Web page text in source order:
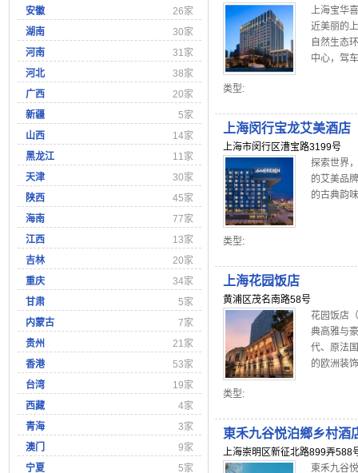
安徽
26家
湖南
30家
河南
31家
河北
38家
广西
20家
新疆
5家
山西
14家
黑龙江
11家
天津
30家
陕西
45家
海南
77家
江西
13家
吉林
20家
重庆
34家
甘肃
5家
内蒙古
7家
贵州
21家
香港
53家
台湾
19家
西藏
4家
青海
3家
澳门
9家
宁夏
5家
上海宝华
近美丽的
自然生态
中心，驾
类型:
上海闵行宝龙艾美酒店
上海市闵行区漕宝路3199号
探索世界
的艾美品
的古典韵
类型:
上海花园饭店
黄浦区茂名南路58号
花园饭店
典高雅与
代、原法
的欧洲装
类型:
東禾九谷悦泊鄉乡村酒
上海崇明区新征北路899弄588
東禾九谷